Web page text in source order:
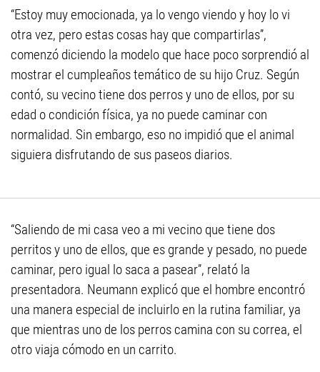
“Estoy muy emocionada, ya lo vengo viendo y hoy lo vi
otra vez, pero estas cosas hay que compartirlas”,
comenzó diciendo la modelo que hace poco sorprendió al
mostrar el cumpleaños temático de su hijo Cruz. Según
contó, su vecino tiene dos perros y uno de ellos, por su
edad o condición física, ya no puede caminar con
normalidad. Sin embargo, eso no impidió que el animal
siguiera disfrutando de sus paseos diarios.
“Saliendo de mi casa veo a mi vecino que tiene dos
perritos y uno de ellos, que es grande y pesado, no puede
caminar, pero igual lo saca a pasear”, relató la
presentadora. Neumann explicó que el hombre encontró
una manera especial de incluirlo en la rutina familiar, ya
que mientras uno de los perros camina con su correa, el
otro viaja cómodo en un carrito.